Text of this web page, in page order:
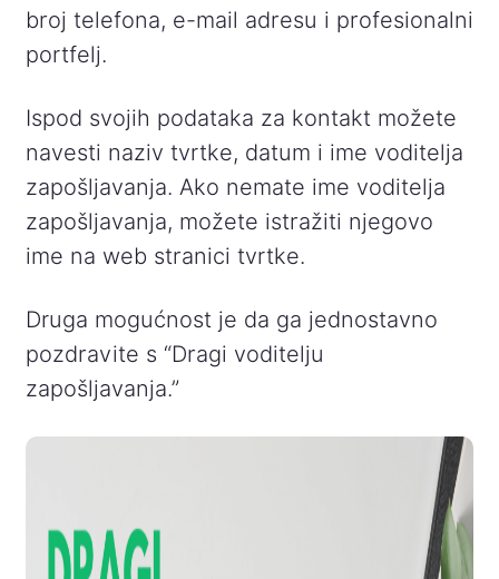
broj telefona, e-mail adresu i profesionalni
portfelj.
Ispod svojih podataka za kontakt možete
navesti naziv tvrtke, datum i ime voditelja
zapošljavanja. Ako nemate ime voditelja
zapošljavanja, možete istražiti njegovo
ime na web stranici tvrtke.
Druga mogućnost je da ga jednostavno
pozdravite s “Dragi voditelju
zapošljavanja.”